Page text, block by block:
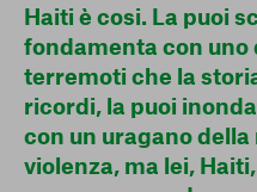
Haiti è cosi. La puoi
fondamenta con uno
terremoti che la
ricordi, la puoi
con un uragano della
violenza, ma lei,